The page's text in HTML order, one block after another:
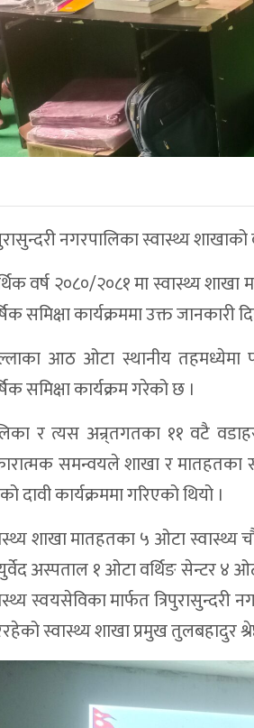
नगरपालिका स्वास्थ्य
वर्ष २०८०/२०८१ मा स्वास्थ्य शाखा
समिक्षा कार्यक्रममा उक्त जानकारी
आठ ओटा स्थानीय तहमध्येमा
समिक्षा कार्यक्रम गरेको छ ।
र त्यस अन्र्तगतका ११ वटै
समन्वयले शाखा र मातहतका
दावी कार्यक्रममा गरिएको थियो ।
शाखा मातहतका ५ ओटा स्वास्थ्य
अस्पताल १ ओटा वर्थिङ सेन्टर ४
स्वयसेविका मार्फत त्रिपुरासुन्दरी
स्वास्थ्य शाखा प्रमुख तुलबहादुर